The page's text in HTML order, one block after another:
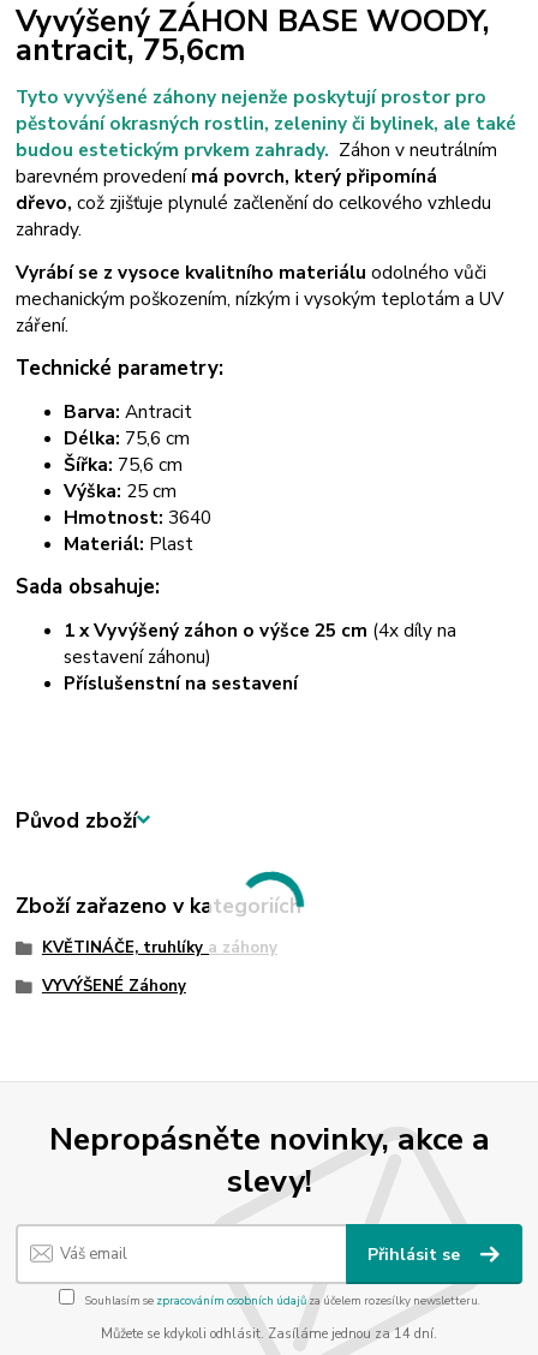
Vyvýšený ZÁHON BASE WOODY,
antracit, 75,6cm
Tyto vyvýšené záhony nejenže poskytují prostor pro
pěstování okrasných rostlin, zeleniny či bylinek, ale také
budou estetickým prvkem zahrady. Záhon v neutrálním
barevném provedenímá povrch, který připomíná
dřevo, což zjišťuje plynulé začlenění do celkového vzhledu
zahrady.
Vyrábí se z vysoce kvalitního materiáluodolného vůči
mechanickým poškozením, nízkým i vysokým teplotám a UV
záření.
Technické parametry:
Barva: Antracit
Délka: 75,6 cm
Šířka: 75,6 cm
Výška: 25 cm
Hmotnost: 3640
Materiál: Plast
Sada obsahuje:
1 x Vyvýšený záhon o výšce 25 cm (4x díly na
sestavení záhonu)
Příslušenstní na sestavení
Původ zboží
Zboží zařazeno v kategoriích
KVĚTINÁČE, truhlíky a záhony
VYVÝŠENÉ Záhony
Nepropásněte novinky, akce a
slevy!
Přihlásit se
Souhlasím se zpracováním osobních údajůza účelem rozesílky newsletteru.
Můžete se kdykoli odhlásit. Zasíláme jednou za 14 dní.